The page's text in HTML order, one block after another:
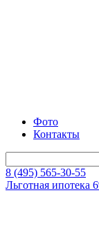
Фото
Контакты
8 (495) 565-30-55
Льготная ипотека